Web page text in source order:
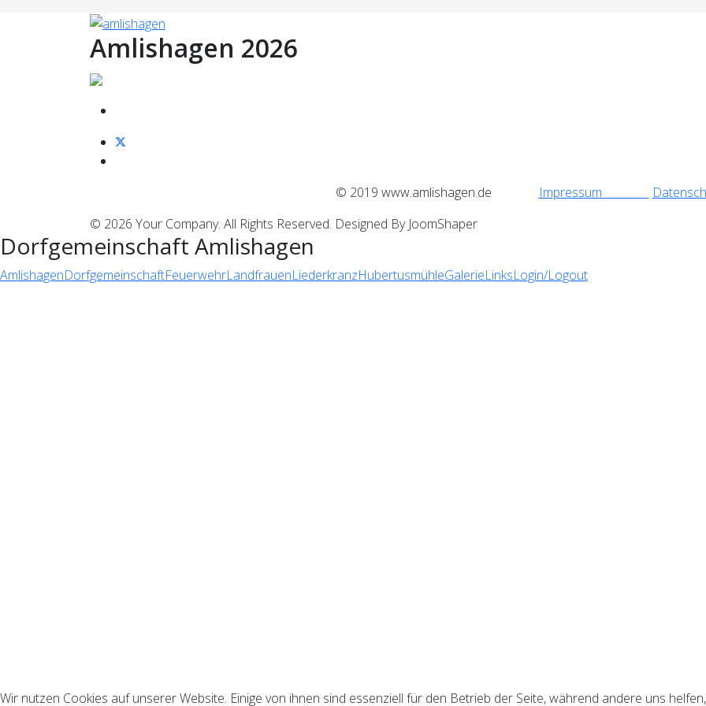
Amlishagen 2026
© 2019 www.amlishagen.de Impressum
© 2026 Your Company. All Rights Reserved. Designed By JoomShaper
Dorfgemeinschaft Amlishagen
AmlishagenDorfgemeinschaftFeuerwehrLandfrauenLiederkranzHubertusmühleGalerieLinksLogin/Logout
Wir nutzen Cookies auf unserer Website. Einige von ihnen sind essenziell für den Betrieb der Seite, während andere uns